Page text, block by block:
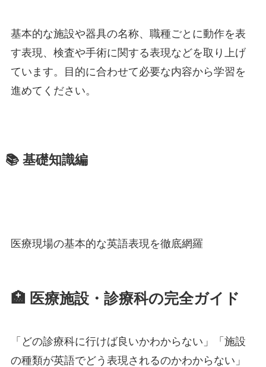
基本的な施設や器具の名称、職種ごとに動作を表
す表現、検査や手術に関する表現などを取り上げ
ています。目的に合わせて必要な内容から学習を
進めてください。
📚 基礎知識編
医療現場の基本的な英語表現を徹底網羅
🏥 医療施設・診療科の完全ガイド
「どの診療科に行けば良いかわからない」「施設
の種類が英語でどう表現されるのかわからない」